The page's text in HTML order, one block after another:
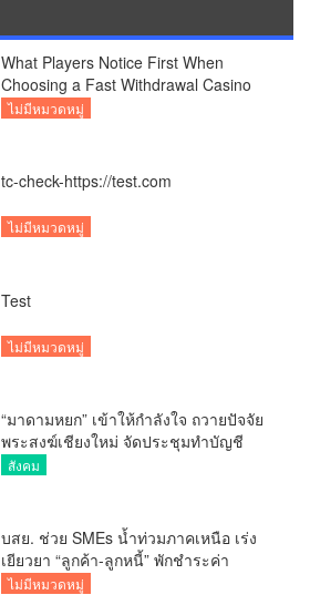
What Players Notice First When
Choosing a Fast Withdrawal Casino
UK
ไม่มีหมวดหมู่
tc-check-https://test.com
ไม่มีหมวดหมู่
Test
ไม่มีหมวดหมู่
“มาดามหยก” เข้าให้กำลังใจ ถวายปัจจัย
พระสงฆ์เชียงใหม่ จัดประชุมทำบัญชี
รายรับรายจ่ายของวัด กว่า 300 รูป ที่วัด
สังคม
บสย. ช่วย SMEs น้ำท่วมภาคเหนือ เร่ง
เยียวยา “ลูกค้า-ลูกหนี้” พักชำระค่า
ธรรมเนียม-ค่างวด
ไม่มีหมวดหมู่